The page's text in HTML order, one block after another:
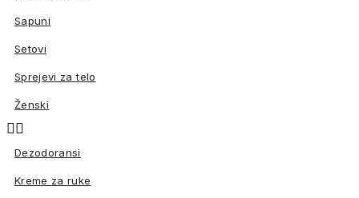
Sapuni
Setovi
Sprejevi za telo
Ženski

Dezodoransi
Kreme za ruke